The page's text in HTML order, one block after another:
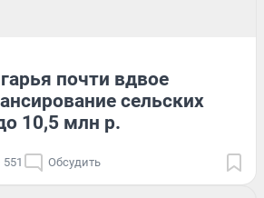
почти вдвое
сельских
10,5 млн р.
551 Обсудить